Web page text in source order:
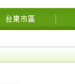
島民宿住宿旅遊景點交